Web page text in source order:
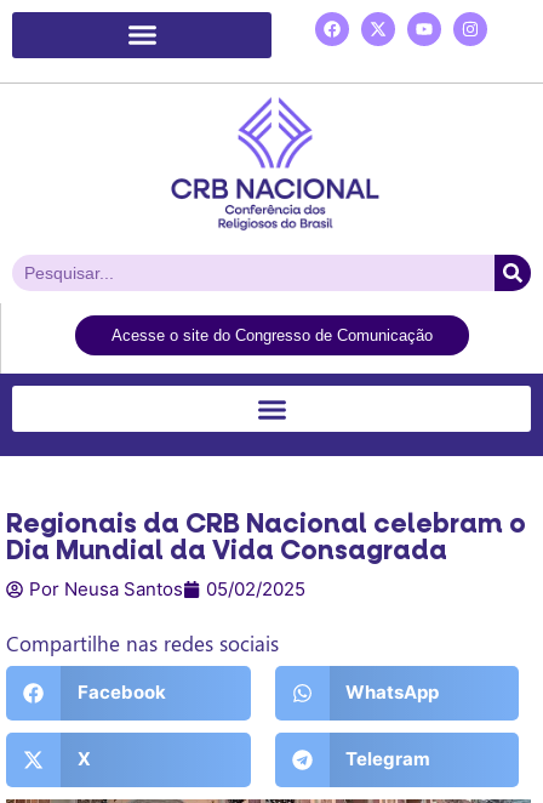
Acesse o site do Congresso de Comunicação
Regionais da CRB Nacional celebram o
Dia Mundial da Vida Consagrada
Por Neusa Santos 05/02/2025
Compartilhe nas redes sociais
Facebook WhatsApp
X Telegram